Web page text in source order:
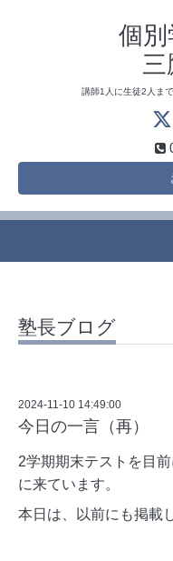
個別
三
講師1人に生徒2人ま
塾長ブログ
2024-11-10 14:49:00
今日の一言（再）
2学期期末テストを目
に来ています。
本日は、以前にも掲載